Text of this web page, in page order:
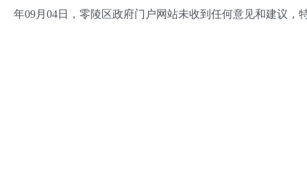
年09月04日，零陵区政府门户网站未收到任何意见和建议，